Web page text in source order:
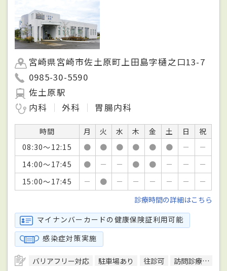
宮崎県宮崎市佐土原町上田島字樋之口13-7
0985-30-5590
佐土原駅
内科
外科 胃腸内科
時間 月 火 水 木 金 土 日
祝
08:30～12:15
● ● ● ● ● ● －
－
14:00～17:45
● － － ● ● － －
－
15:00～17:45
－ ● － － － － －
－
診療時間の詳細はこちら
マイナンバーカードの健康保険証利用可能
感染症対策実施
バリアフリー対応 駐車場あり 往診可 訪問診療可